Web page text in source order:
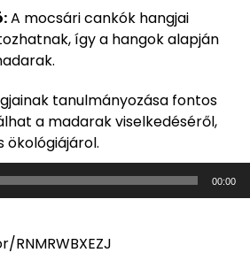
A mocsári cankók hangjai
így a hangok alapján
tanulmányozása fontos
a madarak viselkedéséről,
ökológiájárol.
00:00